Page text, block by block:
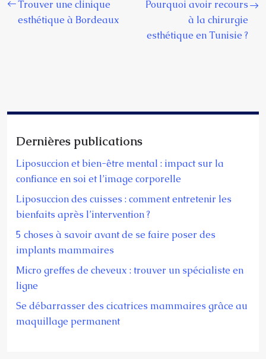
Trouver une clinique
esthétique à Bordeaux
Pourquoi avoir recours
à la chirurgie
esthétique en Tunisie ?
Dernières publications
Liposuccion et bien-être mental : impact sur la
confiance en soi et l’image corporelle
Liposuccion des cuisses : comment entretenir les
bienfaits après l’intervention ?
5 choses à savoir avant de se faire poser des
implants mammaires
Micro greffes de cheveux : trouver un spécialiste en
ligne
Se débarrasser des cicatrices mammaires grâce au
maquillage permanent